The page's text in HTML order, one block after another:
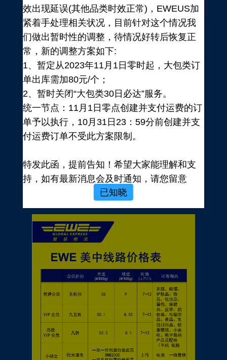
登录
注册新手有礼
价格表
效出现延误(其他品类时效正常)，EWEUS加
紧着手处理相关状况，目前针对这个情况我
们做出暂时性的调整，待情况好转后恢复正
常，新的调整方案如下:
1、暂定从2023年11月1日零时起，大包类订
单出库需加80元/个；
2、暂时关闭“大包类30日必达”服务。
统一节点：11月1日零点创建并支付运费的订
单予以执行，10月31日23：59分前创建并支
付运费订单不受此方案限制。
特发此函，提前告知！希望大家能理解和支
持，如有最新消息会及时通知，请您留意
EWE转运官网公告，再次感谢您的配合与支
持！
EWE US EXPRESS INC.
2023年10月19日
已知晓